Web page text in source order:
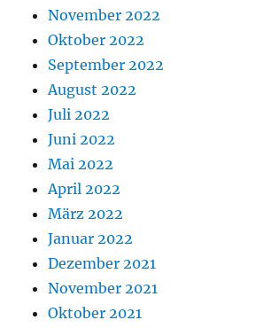
November 2022
Oktober 2022
September 2022
August 2022
Juli 2022
Juni 2022
Mai 2022
April 2022
März 2022
Januar 2022
Dezember 2021
November 2021
Oktober 2021